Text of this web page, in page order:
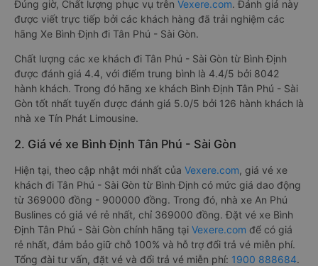
Đúng giờ, Chất lượng phục vụ trên Vexere.com. Đánh giá này
được viết trực tiếp bởi các khách hàng đã trải nghiệm các
hãng Xe Bình Định đi Tân Phú - Sài Gòn.
Chất lượng các xe khách đi Tân Phú - Sài Gòn từ Bình Định
được đánh giá 4.4, với điểm trung bình là 4.4/5 bởi 8042
hành khách. Trong đó hãng xe khách Bình Định Tân Phú - Sài
Gòn tốt nhất tuyến được đánh giá 5.0/5 bởi 126 hành khách là
nhà xe Tín Phát Limousine.
2. Giá vé xe Bình Định Tân Phú - Sài Gòn
Hiện tại, theo cập nhật mới nhất của Vexere.com, giá vé xe
khách đi Tân Phú - Sài Gòn từ Bình Định có mức giá dao động
từ 369000 đồng - 900000 đồng. Trong đó, nhà xe An Phú
Buslines có giá vé rẻ nhất, chỉ 369000 đồng. Đặt vé xe Bình
Định Tân Phú - Sài Gòn chính hãng tại Vexere.com để có giá
rẻ nhất, đảm bảo giữ chỗ 100% và hỗ trợ đổi trả vé miễn phí.
Tổng đài tư vấn, đặt vé và đổi trả vé miễn phí: 1900 888684.